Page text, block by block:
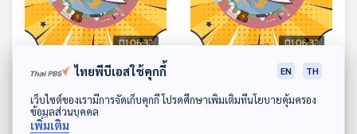
ดาวน์โหลด Thai PBS Podcast Application
01:06:32
EP. 73: สมมุติว่า! | นายกฯ
คนต่อไปไม่ใช่ "อุ๊งอิ๊ง" แล้ว
จะเป็นใคร ?
สมมุติว่า
01:06:32
EP. 74: สมมุติว่า! | ทักษิณ
เลิกคบ ฮุนเซน !!
ไทยพีบีเอสใช้คุกกี้ EN TH
เว็บไซต์ของเรามีการจัดเก็บคุกกี้ โปรดศึกษาเพิ่มเติมที่นโยบายคุ้มครอง
ข้อมูลส่วนบุคคล
เพิ่มเติม